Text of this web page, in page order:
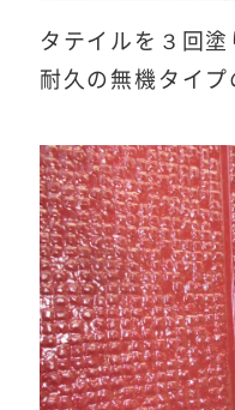
タテイルを３回
耐久の無機タイプ